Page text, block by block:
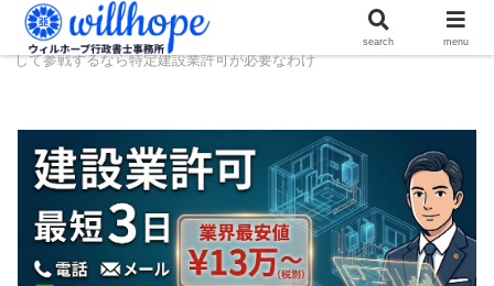
ホーム 建設コラム
商業施設建設業者向け！元請けと
して参戦するなら特定建設業許可が必要なわけ
search menu